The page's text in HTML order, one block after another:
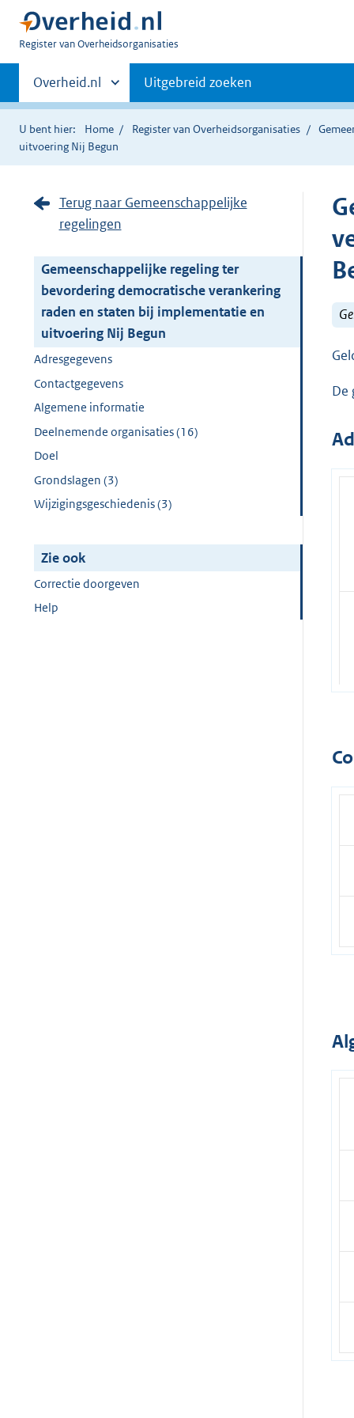
U
Register van Overheidsorganisaties
Primaire
navigatie
Andere
sites
binnen
Overheid.nl Uitgebreid zoeken
U bent hier: Home Register van Overheidsorganisaties
uitvoering Nij Begun
Terug naar Gemeenschappelijke
regelingen
Gemeenschappelijke regeling ter
bevordering democratische verankering
raden en staten bij implementatie en
uitvoering Nij Begun
Adresgegevens
Contactgegevens
Algemene informatie
Deelnemende organisaties (16)
Doel
Grondslagen (3)
Wijzigingsgeschiedenis (3)
Zie ook
Correctie doorgeven
Help
De